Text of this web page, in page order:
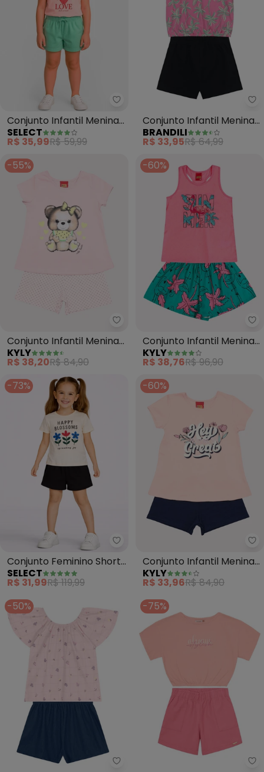
Select - Conjunto Infantil
Conjunto Infantil Menina
Blusa com Shorts (Rosa)
SELECT
R$ 35,99R$ 59,99
Conjunto Infantil Menina
de Morango (Rosa)
BRANDILI
R$ 33,95R$ 64,99
-55%
Kyly - Conjunto Infantil Menina
Conjunto Infantil Menina
Ursinho (Rosa)
KYLY
R$ 38,20R$ 84,90
-60%
Conjunto Infantil Menina
Estampa (Rosa)
KYLY
R$ 38,76R$ 96,90
-73%
Select - Conjunto Feminino
Conjunto Feminino Short
e Blusa Estampada
(Rosa)
SELECT
R$ 31,99R$ 119,99
-60%
Conjunto Infantil Menina
Lettering (Rosa)
KYLY
R$ 33,96R$ 84,90
-50%
Brandili - Conjunto Infantil
-75%